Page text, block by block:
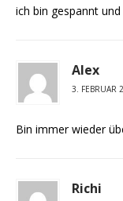
ich bin gespannt
Alex
3. FEBRUAR
Bin immer wieder
Richi